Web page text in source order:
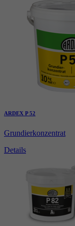
ARDEX P 52
Grundierkonzentrat
Details